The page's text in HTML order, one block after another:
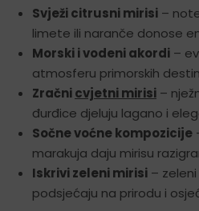
Svježi citrusni mirisi –
limete ili naranče donose
Morski i vodeni akordi –
atmosferu primorskih
Zračnicvjetni mirisi –
đurđice djeluju lagano i
Sočne voćne kompozicije
marakuja daju mirisu
Iskrivi zeleni mirisi –
podsjećaju na prirodu i